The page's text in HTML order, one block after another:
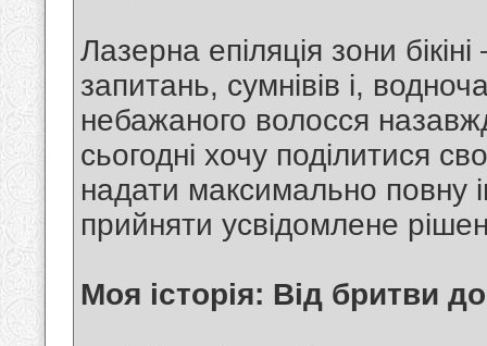
Лазерна епіляція зони
запитань, сумнівів і,
небажаного волосся
сьогодні хочу поділитися
надати максимально
прийняти усвідомлене
Моя історія: Від бритви